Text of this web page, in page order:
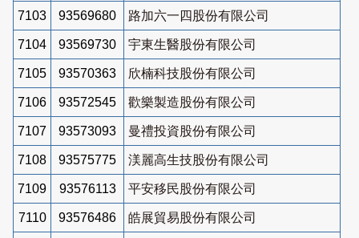
7103 93569680 路加六一四股份有限公司
7104 93569730 宇東生醫股份有限公司
7105 93570363 欣楠科技股份有限公司
7106 93572545 歡樂製造股份有限公司
7107 93573093 曼禮投資股份有限公司
7108 93575775 渼麗高生技股份有限公司
7109 93576113 平安移民股份有限公司
7110 93576486 皓展貿易股份有限公司